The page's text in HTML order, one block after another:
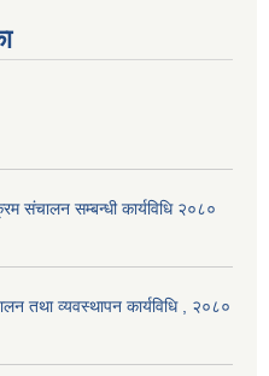
संचालन सम्बन्धी कार्यविधि २०८०
तथा व्यवस्थापन कार्यविधि , २०८०